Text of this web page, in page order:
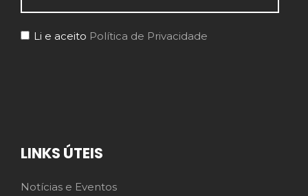
Li e aceito Política de Privacidade
LINKS ÚTEIS
Notícias e Eventos